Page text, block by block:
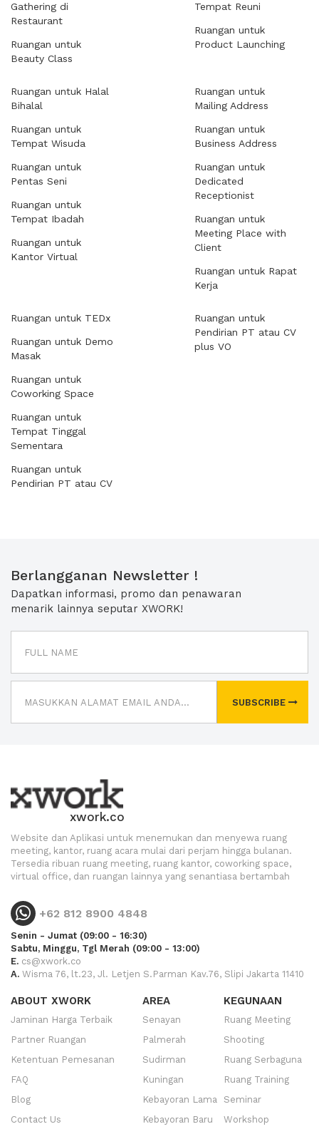
Gathering di
Restaurant
Ruangan untuk
Beauty Class
Tempat Reuni
Ruangan untuk
Product Launching
Ruangan untuk Halal
Bihalal
Ruangan untuk
Tempat Wisuda
Ruangan untuk
Pentas Seni
Ruangan untuk
Tempat Ibadah
Ruangan untuk
Kantor Virtual
Ruangan untuk
Mailing Address
Ruangan untuk
Business Address
Ruangan untuk
Dedicated
Receptionist
Ruangan untuk
Meeting Place with
Client
Ruangan untuk Rapat
Kerja
Ruangan untuk TEDx
Ruangan untuk Demo
Masak
Ruangan untuk
Coworking Space
Ruangan untuk
Tempat Tinggal
Sementara
Ruangan untuk
Pendirian PT atau CV
Ruangan untuk
Pendirian PT atau CV
plus VO
Berlangganan Newsletter !
Dapatkan informasi, promo dan penawaran
menarik lainnya seputar XWORK!
SUBSCRIBE
xwork.co
Website dan Aplikasi untuk menemukan dan menyewa ruang
meeting, kantor, ruang acara mulai dari perjam hingga bulanan.
Tersedia ribuan ruang meeting, ruang kantor, coworking space,
virtual office, dan ruangan lainnya yang senantiasa bertambah
+62 812 8900 4848
Senin - Jumat (09:00 - 16:30)
Sabtu, Minggu, Tgl Merah (09:00 - 13:00)
E. cs@xwork.co
A. Wisma 76, lt.23, Jl. Letjen S.Parman Kav.76, Slipi Jakarta 11410
ABOUT XWORK
Jaminan Harga Terbaik
Partner Ruangan
Ketentuan Pemesanan
FAQ
Blog
Contact Us
AREA
Senayan
Palmerah
Sudirman
Kuningan
Kebayoran Lama
Kebayoran Baru
KEGUNAAN
Ruang Meeting
Shooting
Ruang Serbaguna
Ruang Training
Seminar
Workshop